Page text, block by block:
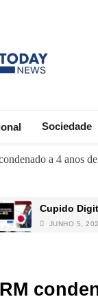
Sociedade
a 4 anos
Cupido
JUNHO 5,
AGOSTO 21,
Itália